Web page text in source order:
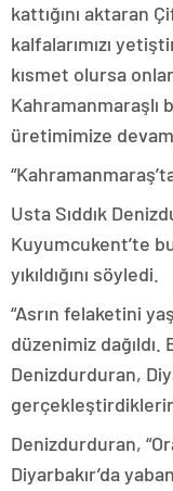
kattığını aktaran
kalfalarımızı
kısmet olursa
Kahramanmaraşlı
üretimimize
Usta Sıddık
Kuyumcukent’te
yıkıldığını söyledi.
“Asrın felaketini
düzenimiz dağıldı.
Denizdurduran,
Denizdurduran,
Diyarbakır’da